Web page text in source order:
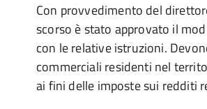
Con provvedimento del
scorso è stato approvato il
con le relative istruzioni.
commerciali residenti nel
ai fini delle imposte sui redditi